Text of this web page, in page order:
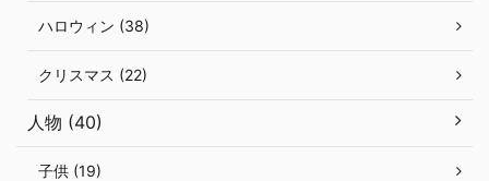
ハロウィン (38)
クリスマス (22)
人物 (40)
子供 (19)